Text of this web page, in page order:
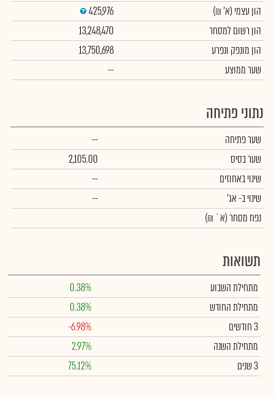
הון עצמי (א' ₪)
425,976
הון רשום למסחר
13,248,470
הון מונפק ונפרע
13,750,698
שער ממוצע
--
נתוני פתיחה
שער פתיחה
--
שער בסיס
2,105.00
שינוי באחוזים
--
שינויב- אג'
--
נפח מסחר(א` ₪)
תשואות
מתחילת השבוע
0.38%
מתחילת החודש
0.38%
3 חודשים
-6.98%
מתחילת השנה
2.97%
3 שנים
75.12%